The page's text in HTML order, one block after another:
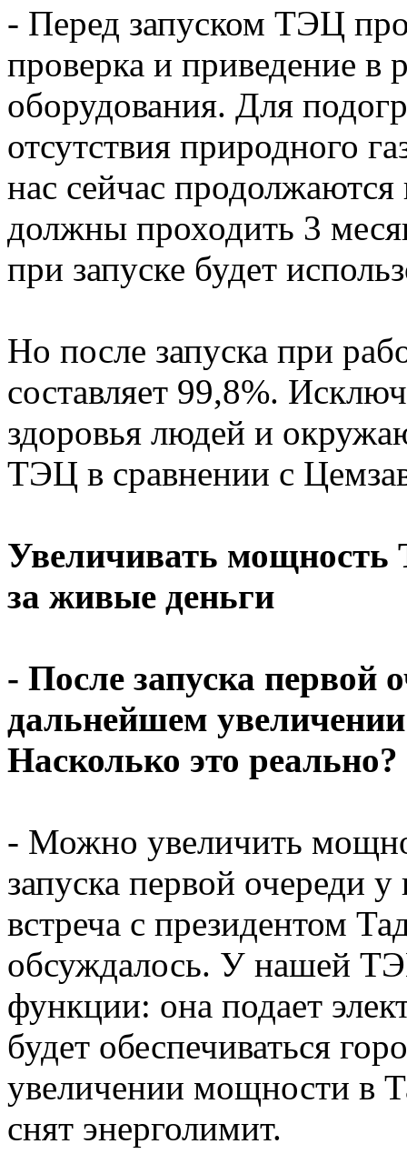
- Перед запуском ТЭЦ
проверка и приведение в
оборудования. Для
отсутствия природного
нас сейчас
должны проходить 3
при запуске будет
Но после запуска при
составляет 99,8%.
здоровья людей и
ТЭЦ в сравнении с
Увеличивать мощность
за живые деньги
- После запуска первой
дальнейшем
Насколько это реально?
- Можно увеличить
запуска первой очереди
встреча с президентом
обсуждалось. У нашей
функции: она подает
будет обеспечиваться
увеличении мощности в
снят энерголимит.